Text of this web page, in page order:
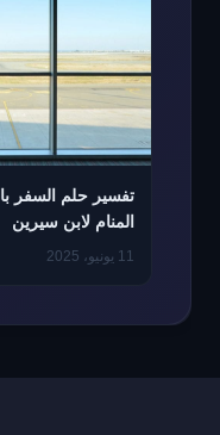
تفسير حلم السفر
المنام لابن سيرين
11 يونيو، 2025